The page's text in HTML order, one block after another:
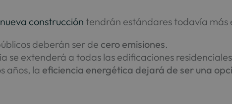
construcción tendrán estándares todavía más
deberán ser de cero emisiones.
se extenderá a todas las edificaciones
años, la eficiencia energética dejará de ser una